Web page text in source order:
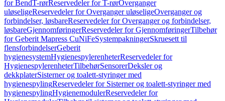
for BendT-rørReservedeler for T-rørOverganger
uløseligeReservedeler for Overganger uløseligeOverganger og
forbindelser, løsbareReservedeler for Overganger og forbindelser,
løsbareGjennomføringerReservedeler for GjennomføringerTilbehør
for Geberit Mapress CuNiFeSystempakningerSkruesett til
flensforbindelserGeberit
hygienesystemHygienespylerenheterReservedeler for
HygienespylerenheterTilbehørSensorerDeksler og
dekkplaterSisterner og toalett-styringer med
hygienespylingReservedeler for Sisterner og toalett-styringer med
hygienespylingHygienemodulerReservedeler for